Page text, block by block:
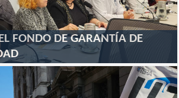
FONDO DE GARANTÍA DE